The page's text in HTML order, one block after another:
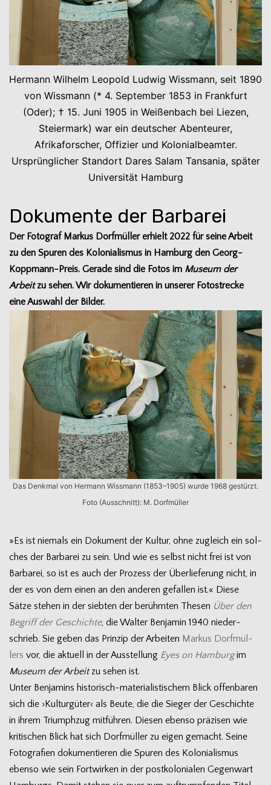
Hermann Wilhelm Leopold Ludwig Wissmann, seit 1890
von Wissmann (* 4. September 1853 in Frankfurt
(Oder); † 15. Juni 1905 in Weißenbach bei Liezen,
Steiermark) war ein deutscher Abenteurer,
Afrikaforscher, Offizier und Kolonialbeamter.
Ursprünglicher Standort Dares Salam Tansania, später
Universität Hamburg
Dokumente der Barbarei
Der Foto­graf Mar­kus Dorf­mül­ler erhielt 2022 für seine Arbeit
zu den Spu­ren des Kolo­nia­lis­mus in Ham­burg den Georg-
Koppmann-Preis. Gerade sind die Fotos im Museum der
Arbeitzu sehen. Wir doku­men­tie­ren in unse­rer Foto­stre­cke
eine Aus­wahl der Bilder.
Das Denk­mal von Her­mann Wiss­mann (1853–1905) wurde 1968 gestürzt.
Foto (Aus­schnitt): M. Dorfmüller
»Es ist nie­mals ein Doku­ment der Kul­tur, ohne zugleich ein sol­
ches der Bar­ba­rei zu sein. Und wie es selbst nicht frei ist von
Bar­ba­rei, so ist es auch der Pro­zess der Über­lie­fe­rung nicht, in
der es von dem einen an den ande­ren gefal­len ist.« Diese
Sätze ste­hen in der sieb­ten der berühm­ten The­sen Über den
Begriff der Geschichte, die Wal­ter Ben­ja­min 1940 nie­der­
schrieb. Sie geben das Prin­zip der Arbei­ten Mar­kus Dorf­mül­
lers vor, die aktu­ell in der Aus­stel­lung Eyes on Ham­burgim
Museum der Arbeitzu sehen ist.
Unter Ben­ja­mins historisch-materialistischem Blick offen­ba­ren
sich die ›Kul­tur­gü­ter‹ als Beute, die die Sie­ger der Geschichte
in ihrem Tri­umph­zug mit­füh­ren. Die­sen ebenso prä­zi­sen wie
kri­ti­schen Blick hat sich Dorf­mül­ler zu eigen gemacht. Seine
Foto­gra­fien doku­men­tie­ren die Spu­ren des Kolo­nia­lis­mus
ebenso wie sein Fort­wir­ken in der post­ko­lo­nia­len Gegen­wart